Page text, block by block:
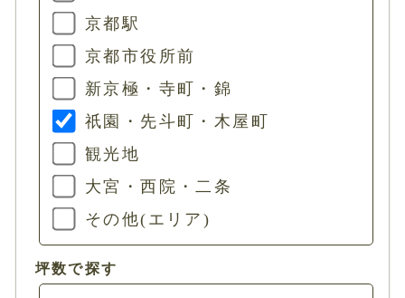
京都駅
京都市役所前
新京極・寺町・錦
祇園・先斗町・木屋町
観光地
大宮・西院・二条
その他(エリア)
坪数で探す